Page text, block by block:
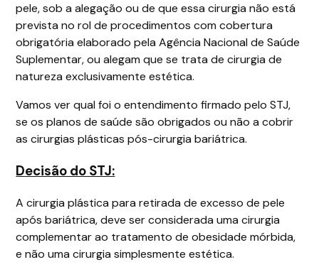
pele, sob a alegação ou de que essa cirurgia não está
prevista no rol de procedimentos com cobertura
obrigatória elaborado pela Agência Nacional de Saúde
Suplementar, ou alegam que se trata de cirurgia de
natureza exclusivamente estética.
Vamos ver qual foi o entendimento firmado pelo STJ,
se os planos de saúde são obrigados ou não a cobrir
as cirurgias plásticas pós-cirurgia bariátrica.
Decisão do STJ:
A cirurgia plástica para retirada de excesso de pele
após bariátrica, deve ser considerada uma cirurgia
complementar ao tratamento de obesidade mórbida,
e não uma cirurgia simplesmente estética.